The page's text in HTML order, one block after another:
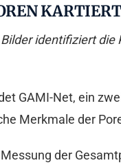
identifiziert
GAMI-Net, ein
Merkmale der
der